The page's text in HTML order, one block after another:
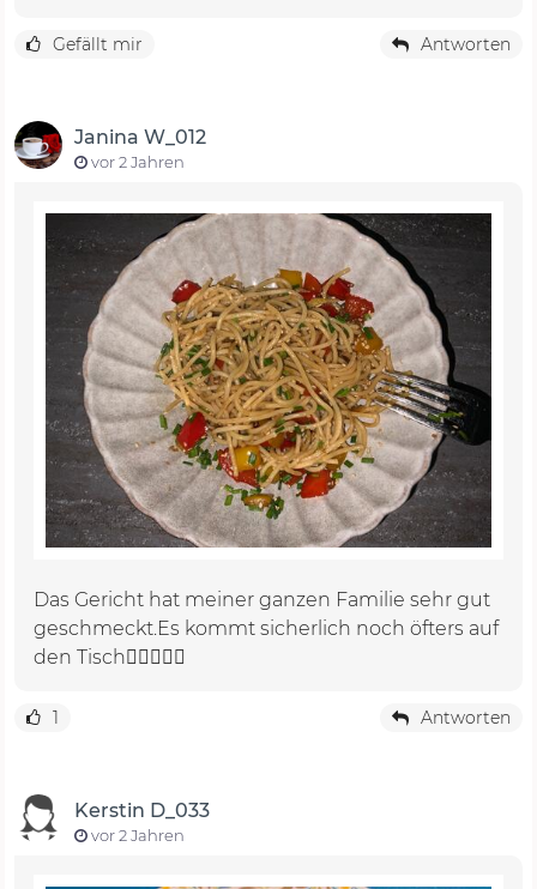
Gefällt mir Antworten
Janina W_012
vor 2 Jahren
Das Gericht hat meiner ganzen Familie sehr gut
geschmeckt.Es kommt sicherlich noch öfters auf
den Tisch👍🏽😋😋😋
1 Antworten
Kerstin D_033
vor 2 Jahren